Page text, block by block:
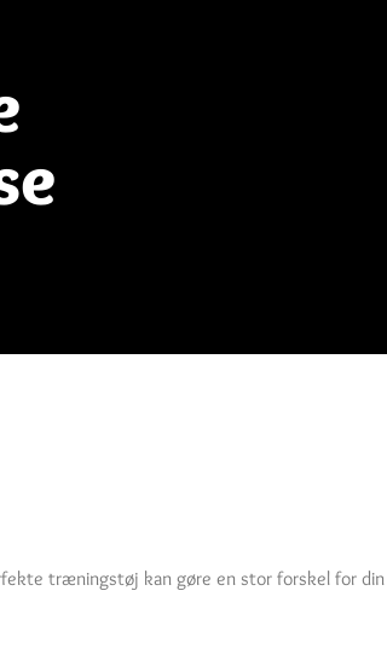
træningstøj kan gøre en stor forskel for din